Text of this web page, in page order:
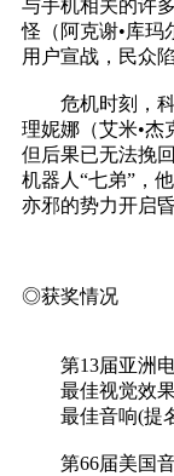
与手机相关的许
怪（阿克谢•库玛
用户宣战，民众
危机时刻，科
理妮娜（艾米•杰
但后果已无法挽
机器人“七弟”，
亦邪的势力开启
◎获奖情况
第13届亚洲电
最佳视觉效果(
最佳音响(提名)
第66届美国音